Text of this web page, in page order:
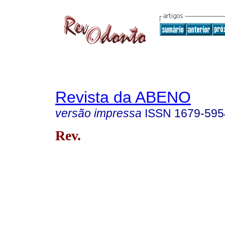
Revista da ABENO
versão impressa ISSN 1679-
Rev.